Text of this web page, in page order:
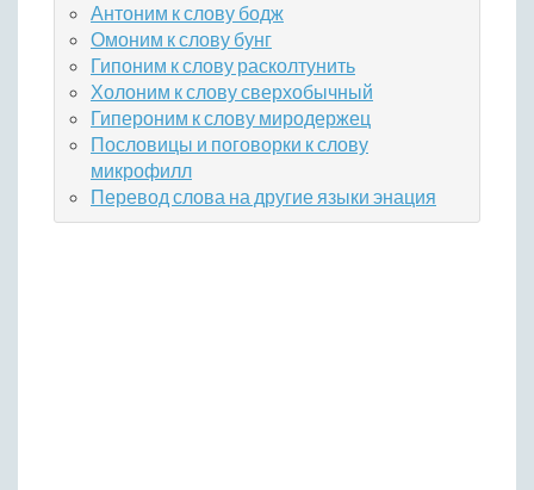
Антоним к слову бодж
Омоним к слову бунг
Гипоним к слову расколтунить
Холоним к слову сверхобычный
Гипероним к слову миродержец
Пословицы и поговорки к слову
микрофилл
Перевод слова на другие языки энация